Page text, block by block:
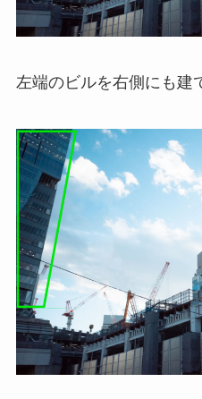
左端のビルを右側にも建